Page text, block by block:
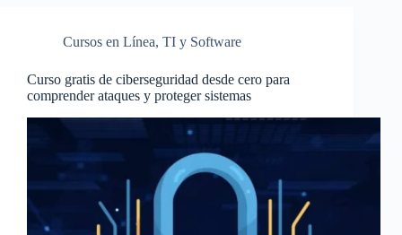
Cursos en Línea, TI y Software
Curso gratis de ciberseguridad desde cero para
comprender ataques y proteger sistemas